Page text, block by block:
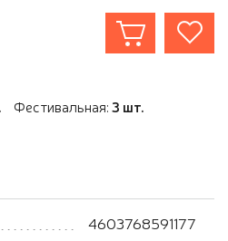
Фестивальная:3 шт.
4603768591177